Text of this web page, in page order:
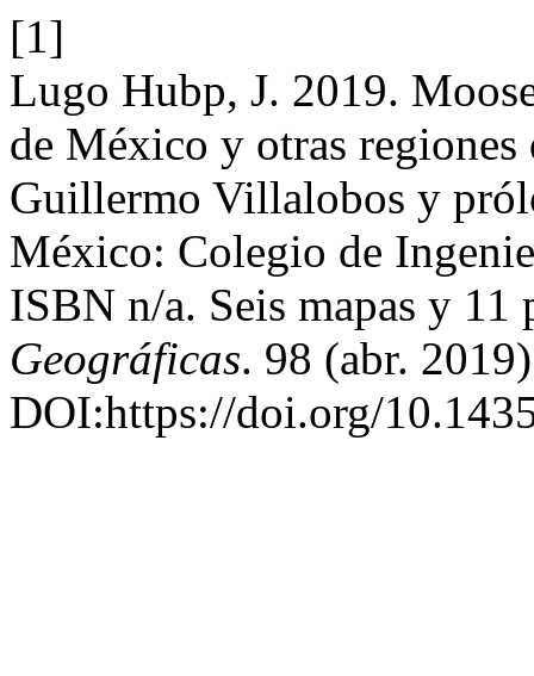
[1]
Lugo Hubp, J. 2019.
de México y otras regiones
Guillermo Villalobos y
México: Colegio de
ISBN n/a. Seis mapas y
Geográficas. 98 (abr.
DOI:https://doi.org/